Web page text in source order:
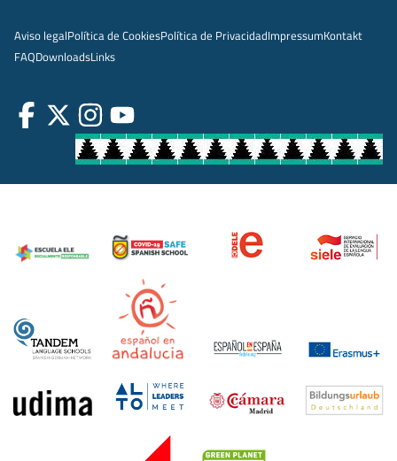
Aviso legalPolítica de CookiesPolítica de PrivacidadImpressumKontakt
FAQDownloadsLinks